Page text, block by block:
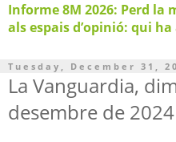
Informe 8M 2026: Perd la
als espais d’opinió: qui
Tuesday, December 31,
La Vanguardia,
desembre de 2024